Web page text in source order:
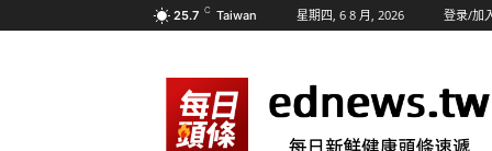
25.7 C Taiwan 星期四, 6 8 月, 2026 登录/加